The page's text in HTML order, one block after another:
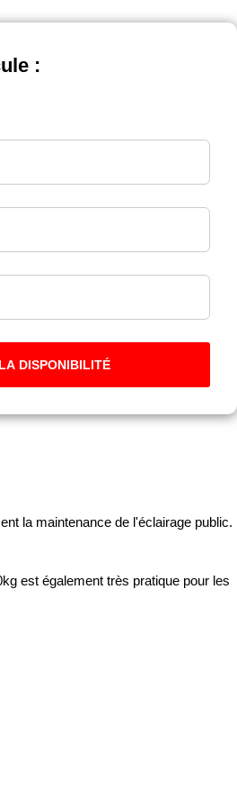
:
LA DISPONIBILITÉ
la maintenance de l'éclairage public.
est également très pratique pour les